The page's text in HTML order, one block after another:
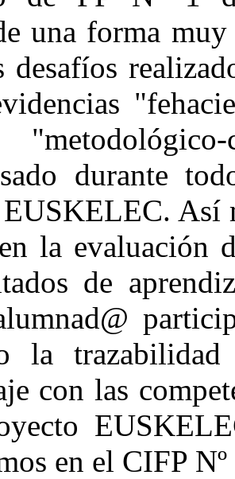
una forma
desafíos
durante
Así
la evaluación
de
la
con las
en el CIFP Nº